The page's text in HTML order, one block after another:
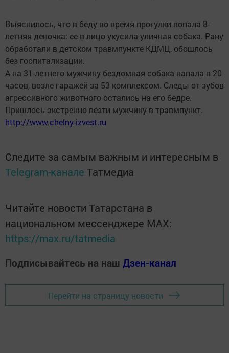
Выяснилось, что в беду во время прогулки попала 8-
летняя девочка: ее в лицо укусила уличная собака. Рану
обработали в детском травмпункте КДМЦ, обошлось
без госпитализации.
А на 31-летнего мужчину бездомная собака напала в 20
часов, возле гаражей за 53 комплексом. Следы от зубов
агрессивного животного остались на его бедре.
Пришлось экстренно везти мужчину в травмпункт.
http://www.chelny-izvest.ru
Следите за самым важным и интересным в
Telegram-канале Татмедиа
Читайте новости Татарстана в
национальном мессенджере MАХ:
https://max.ru/tatmedia
Подписывайтесь на наш Дзен-канал
Перейти на страницу новости